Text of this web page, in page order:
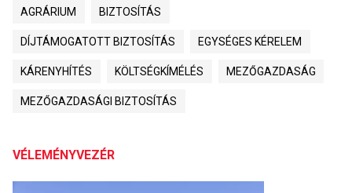
AGRÁRIUM BIZTOSÍTÁS
DÍJTÁMOGATOTT BIZTOSÍTÁS EGYSÉGES KÉRELEM
KÁRENYHÍTÉS KÖLTSÉGKÍMÉLÉS MEZŐGAZDASÁG
MEZŐGAZDASÁGI BIZTOSÍTÁS
VÉLEMÉNYVEZÉR